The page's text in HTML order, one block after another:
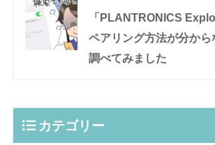
「PLANTRONICS
ペアリング方法が分から
調べてみました
カテゴリー